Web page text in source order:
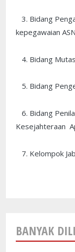
3. Bidang
kepegawaian ASN
4. Bidang
5. Bidang
6. Bidang
Kesejahteraan
7. Kelompok
BANYAK